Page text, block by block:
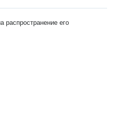
распространение его